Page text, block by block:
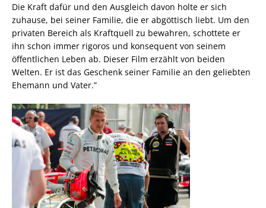
Die Kraft dafür und den Ausgleich davon holte er sich
zuhause, bei seiner Familie, die er abgöttisch liebt. Um den
privaten Bereich als Kraftquell zu bewahren, schottete er
ihn schon immer rigoros und konsequent von seinem
öffentlichen Leben ab. Dieser Film erzählt von beiden
Welten. Er ist das Geschenk seiner Familie an den geliebten
Ehemann und Vater.”